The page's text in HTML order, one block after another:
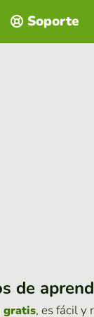
Soporte
de
gratis, es fácil y